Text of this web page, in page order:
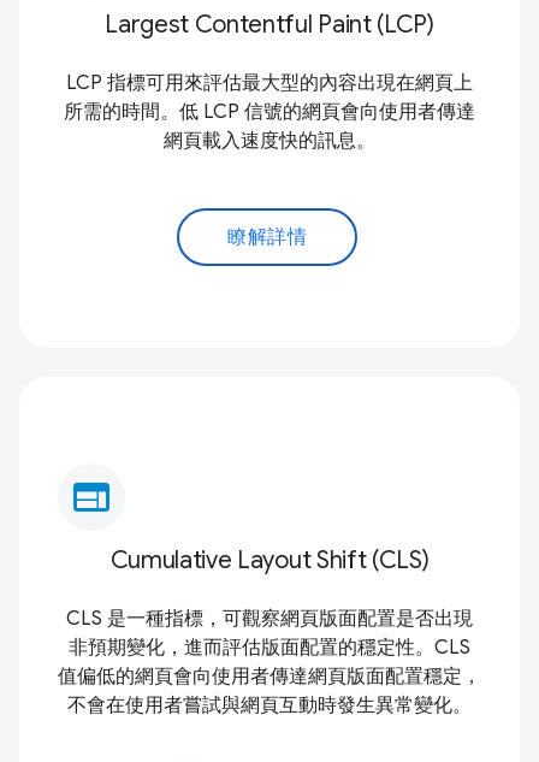
Largest Contentful Paint (LCP)
LCP 指標可用來評估最大型的內容出現在網頁上
所需的時間。低 LCP 信號的網頁會向使用者傳達
網頁載入速度快的訊息。
瞭解詳情
web
Cumulative Layout Shift (CLS)
CLS 是一種指標，可觀察網頁版面配置是否出現
非預期變化，進而評估版面配置的穩定性。CLS
值偏低的網頁會向使用者傳達網頁版面配置穩定，
不會在使用者嘗試與網頁互動時發生異常變化。